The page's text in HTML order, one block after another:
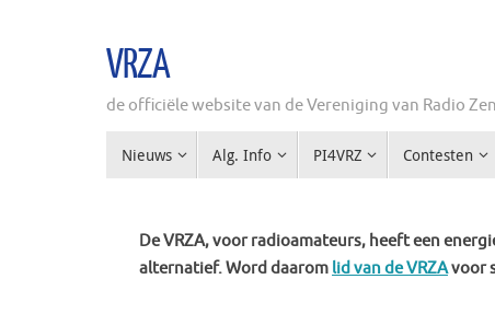
VRZA
de officiële website van de Vereniging van Radio
naarNieuws Alg. Info PI4VRZ Contesten
De VRZA, voor radioamateurs, heeft een
alternatief. Word daarom lid van de VRZAvoor